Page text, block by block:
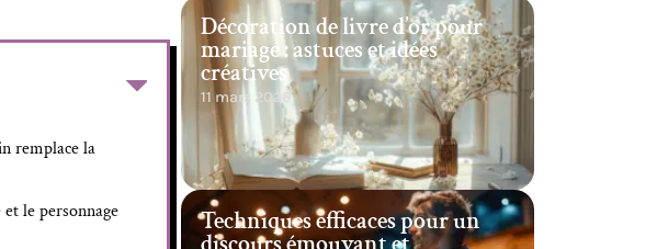
remplace la
le personnage
Décoration de livre d’or pour
mariage : astuces et idées
créatives
11 mars 2026
Techniques efficaces pour un